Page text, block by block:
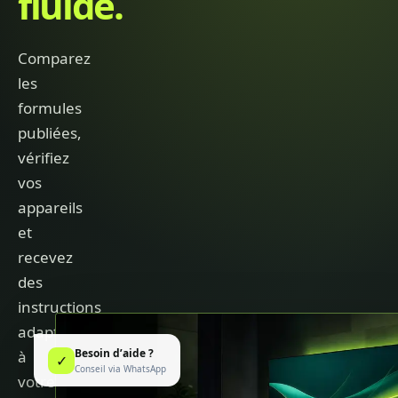
Comparez
les
formules
publiées,
vérifiez
vos
appareils
et
recevez
des
instructions
adaptées
à
votre
✓ Besoin d’aide ?
Conseil via WhatsApp